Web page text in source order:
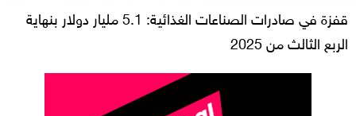
قفزة في صادرات الصناعات الغذائية: 5.1 مليار دولار بنهاية
الربع الثالث من 2025